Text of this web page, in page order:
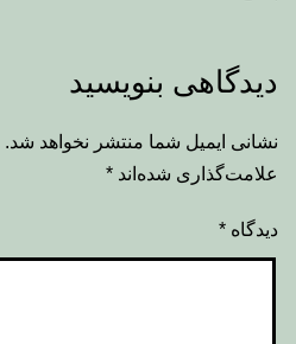
دیدگاهی بنویسید
نشانی ایمیل شما منتشر نخواهد شد.
علامت‌گذاری شده‌اند *
دیدگاه *